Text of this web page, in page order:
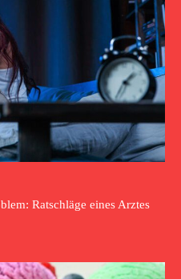
Ratschläge eines Arztes